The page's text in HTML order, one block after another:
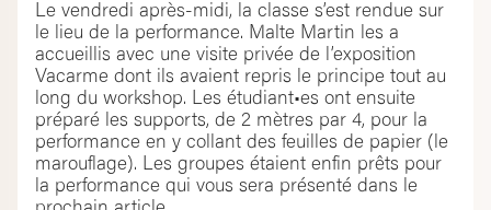
Le vendredi après-midi, la classe s’est rendue sur
le lieu de la performance. Malte Martin les a
accueillis avec une visite privée de l’exposition
Vacarme dont ils avaient repris le principe tout au
long du workshop. Les étudiant•es ont ensuite
préparé les supports, de 2 mètres par 4, pour la
performance en y collant des feuilles de papier (le
marouflage). Les groupes étaient enfin prêts pour
la performance qui vous sera présenté dans le